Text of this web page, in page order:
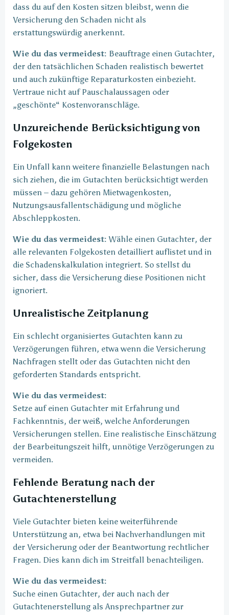
dass du auf den Kosten sitzen bleibst, wenn die
Versicherung den Schaden nicht als
erstattungswürdig anerkennt.
Wie du das vermeidest: Beauftrage einen Gutachter,
der den tatsächlichen Schaden realistisch bewertet
und auch zukünftige Reparaturkosten einbezieht.
Vertraue nicht auf Pauschalaussagen oder
„geschönte“ Kostenvoranschläge.
Unzureichende Berücksichtigung von
Folgekosten
Ein Unfall kann weitere finanzielle Belastungen nach
sich ziehen, die im Gutachten berücksichtigt werden
müssen – dazu gehören Mietwagenkosten,
Nutzungsausfallentschädigung und mögliche
Abschleppkosten.
Wie du das vermeidest:Wähle einen Gutachter, der
alle relevanten Folgekosten detailliert auflistet und in
die Schadenskalkulation integriert. So stellst du
sicher, dass die Versicherung diese Positionen nicht
ignoriert.
Unrealistische Zeitplanung
Ein schlecht organisiertes Gutachten kann zu
Verzögerungen führen, etwa wenn die Versicherung
Nachfragen stellt oder das Gutachten nicht den
geforderten Standards entspricht.
Wie du das vermeidest:
Setze auf einen Gutachter mit Erfahrung und
Fachkenntnis, der weiß, welche Anforderungen
Versicherungen stellen. Eine realistische Einschätzung
der Bearbeitungszeit hilft, unnötige Verzögerungen zu
vermeiden.
Fehlende Beratung nach der
Gutachtenerstellung
Viele Gutachter bieten keine weiterführende
Unterstützung an, etwa bei Nachverhandlungen mit
der Versicherung oder der Beantwortung rechtlicher
Fragen. Dies kann dich im Streitfall benachteiligen.
Wie du das vermeidest:
Suche einen Gutachter, der auch nach der
Gutachtenerstellung als Ansprechpartner zur